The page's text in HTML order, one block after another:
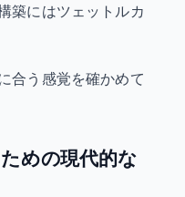
築にはツェットルカ
合う感覚を確かめて
めの現代的な